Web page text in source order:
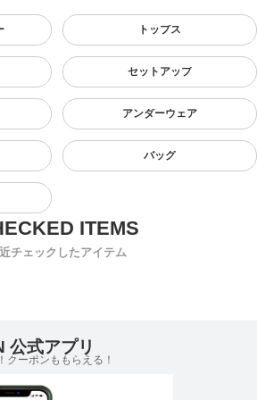
トップス
セットアップ
アンダーウェア
バッグ
チェックしたアイテム
公式アプリ
クーポンももらえる！